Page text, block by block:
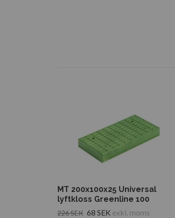
MT 200x100x25 Universal
lyftkloss Greenline 100
226 SEK 68 SEK exkl. moms